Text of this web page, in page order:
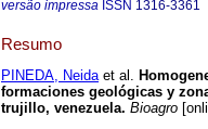
versão impressa ISSN 1316-3361
Resumo
PINEDA, Neidaet al.
formaciones geológicas y
trujillo, venezuela. Bioagro